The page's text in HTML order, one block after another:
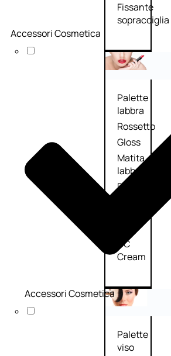
Fissante
sopracciglia
Palette
labbra
Rossetto
Gloss
Matita
labbra
Rimpolpante
BB e
CC
Cream
Palette
viso
Accessori Cosmetica
Accessori Cosmetica